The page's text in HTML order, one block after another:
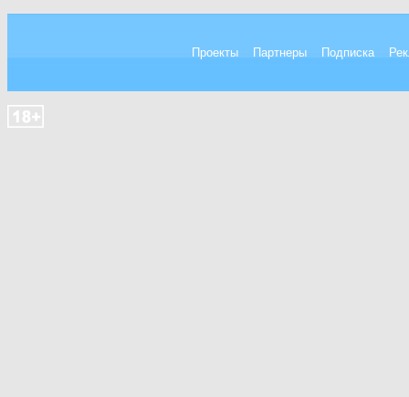
Проекты Партнеры Подписка